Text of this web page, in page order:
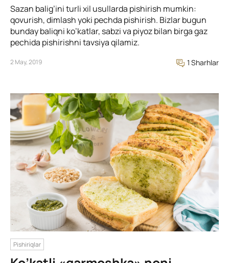
Sazan balig’ini turli xil usullarda pishirish mumkin:
qovurish, dimlash yoki pechda pishirish. Bizlar bugun
bunday baliqni ko’katlar, sabzi va piyoz bilan birga gaz
pechida pishirishni tavsiya qilamiz.
2 May, 2019 1 Sharhlar
Pishiriqlar